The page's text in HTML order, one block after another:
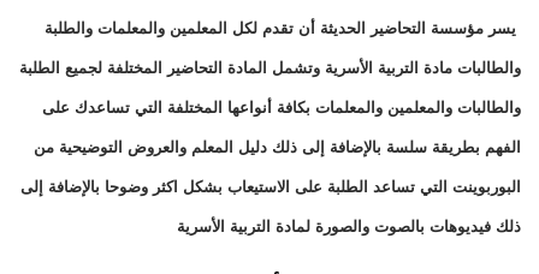
يسر مؤسسة التحاضير الحديثة أن تقدم لكل المعلمين والمعلمات والطلبة
والطالبات مادة التربية الأسرية وتشمل المادة التحاضير المختلفة لجميع الطلبة
والطالبات والمعلمين والمعلمات بكافة أنواعها المختلفة التي تساعدك على
الفهم بطريقة سلسة بالإضافة إلى ذلك دليل المعلم والعروض التوضيحية من
البوربوينت التي تساعد الطلبة على الاستيعاب بشكل اكثر وضوحا بالإضافة إلى
ذلك فيديوهات بالصوت والصورة لمادة التربية الأسرية